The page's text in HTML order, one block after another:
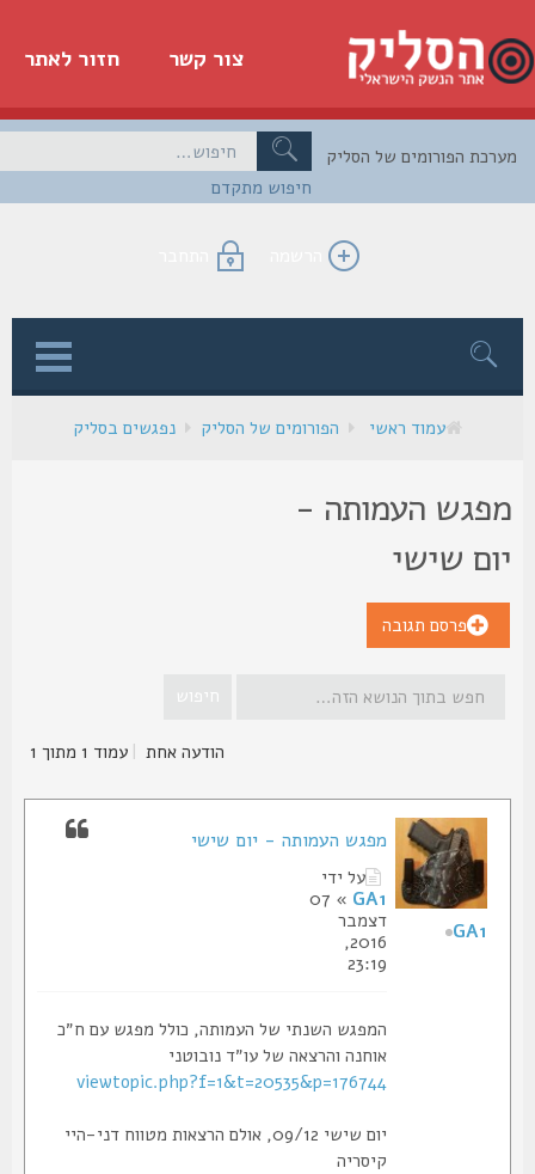
חזור לאתר צור קשר
חיפוש מתקדם
הפורומים של הסליק
הרשמה התחבר
עמוד ראשי הפורומים של הסליק נפגשים בסליק
העמותה -
שישי
פרסם תגובה
הודעה אחת |עמוד1מתוך1
מפגש העמותה - יום שישי
על ידי
GA1
» 07
דצמבר
2016,
23:19
המפגש השנתי של העמותה, כולל מפגש עם ח״כ
אוחנה והרצאה של עו״ד נובוטני
viewtopic.php?f=1&t=20535&p=176744
יום שישי 09/12, אולם הרצאות מטווח דני-היי
קיסריה